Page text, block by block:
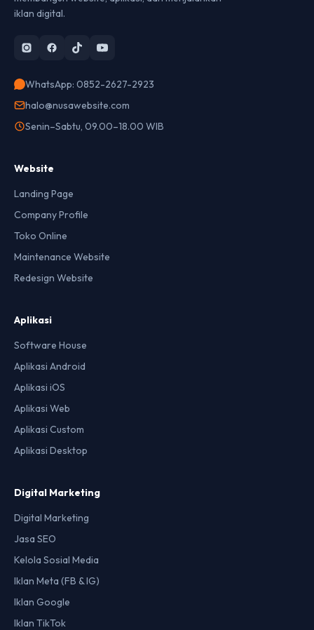
iklan digital.
WhatsApp: 0852-2627-2923
halo@nusawebsite.com
Senin–Sabtu, 09.00–18.00 WIB
Website
Landing Page
Company Profile
Toko Online
Maintenance Website
Redesign Website
Aplikasi
Software House
Aplikasi Android
Aplikasi iOS
Aplikasi Web
Aplikasi Custom
Aplikasi Desktop
Digital Marketing
Digital Marketing
Jasa SEO
Kelola Sosial Media
Iklan Meta (FB & IG)
Iklan Google
Iklan TikTok